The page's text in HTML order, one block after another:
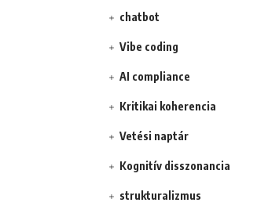
chatbot
Vibe coding
AI compliance
Kritikai koherencia
Vetési naptár
Kognitív disszonancia
strukturalizmus